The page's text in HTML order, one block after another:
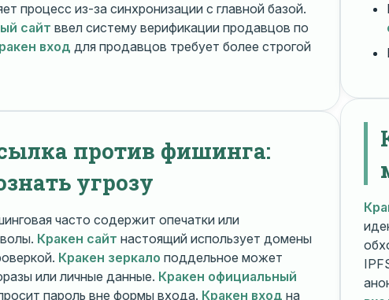
процесс из-за синхронизации с главной базой.
сайт ввел систему верификации продавцов по
вход для продавцов требует более строгой
против фишинга:
угрозу
часто содержит опечатки или
Кракен сайт настоящий использует домены
Кракен зеркало поддельное может
или личные данные. Кракен официальный
пароль вне формы входа. Кракен вход на